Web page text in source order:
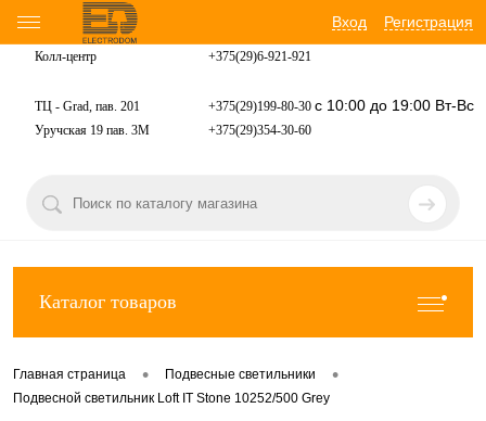
Вход Регистрация
Колл-центр +375(29)6-921-921
ТЦ - Grad, пав. 201 +375(29)199-80-30 с 10:00 до 19:00 Вт-Вс
Уручская 19 пав. 3М +375(29)354-30-60
Каталог товаров
Главная страница • Подвесные светильники •
Подвесной светильник Loft IT Stone 10252/500 Grey